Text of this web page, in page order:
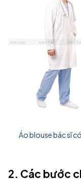
Áo blouse bác sĩ
2. Các bước